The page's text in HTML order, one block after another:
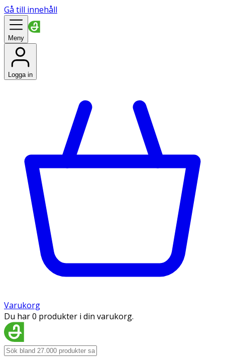
Gå till innehåll
Meny
Logga in
Varukorg
Du har 0 produkter i din varukorg.